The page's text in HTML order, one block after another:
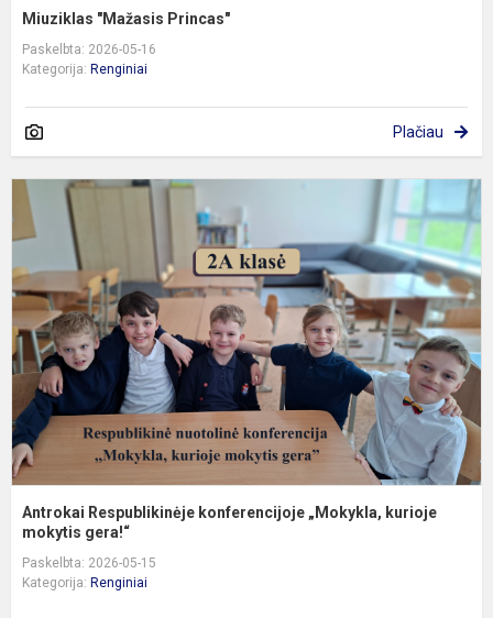
Miuziklas "Mažasis Princas"
Paskelbta: 2026-05-16
Kategorija: Renginiai
Plačiau
Antrokai Respublikinėje konferencijoje „Mokykla, kurioje
mokytis gera!“
Paskelbta: 2026-05-15
Kategorija: Renginiai